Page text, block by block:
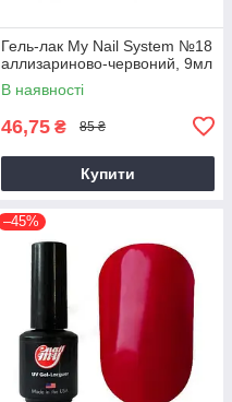
Гель-лак My Nail System №18
аллизариново-червоний, 9мл
В наявності
46,75 ₴ 85 ₴
Купити
–45%